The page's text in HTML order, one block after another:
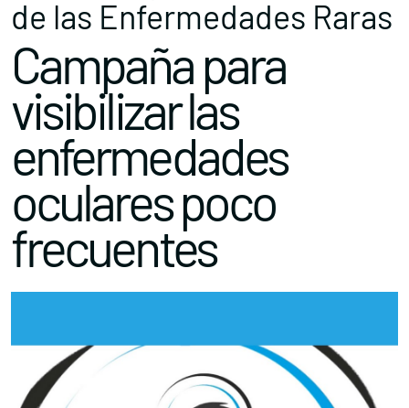
de las Enfermedades Raras
Campaña para
visibilizar las
enfermedades
oculares poco
frecuentes